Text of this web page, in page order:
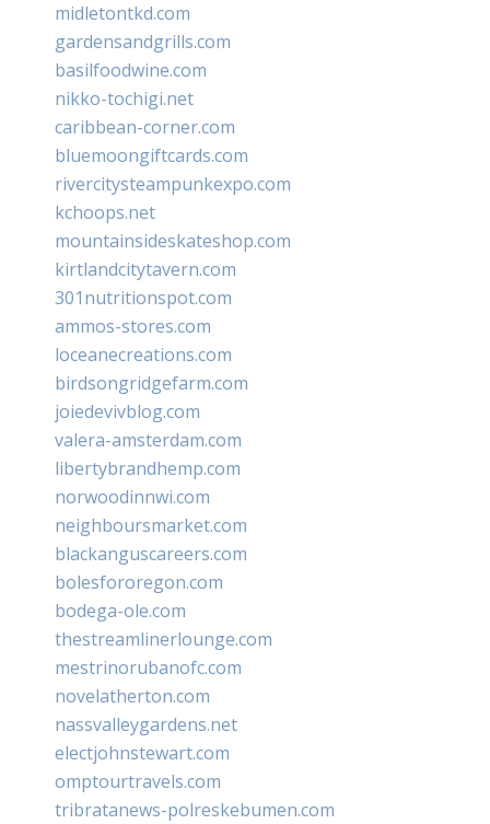
midletontkd.com
gardensandgrills.com
basilfoodwine.com
nikko-tochigi.net
caribbean-corner.com
bluemoongiftcards.com
rivercitysteampunkexpo.com
kchoops.net
mountainsideskateshop.com
kirtlandcitytavern.com
301nutritionspot.com
ammos-stores.com
loceanecreations.com
birdsongridgefarm.com
joiedevivblog.com
valera-amsterdam.com
libertybrandhemp.com
norwoodinnwi.com
neighboursmarket.com
blackanguscareers.com
bolesfororegon.com
bodega-ole.com
thestreamlinerlounge.com
mestrinorubanofc.com
novelatherton.com
nassvalleygardens.net
electjohnstewart.com
omptourtravels.com
tribratanews-polreskebumen.com